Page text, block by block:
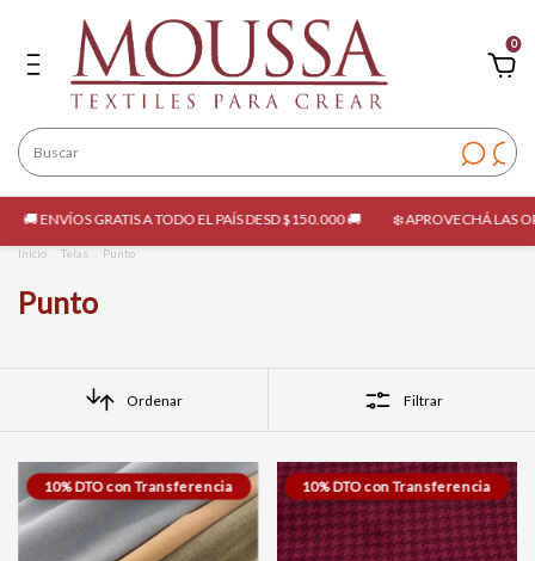
0
A TODO EL PAÍS DESD $150.000 🚚 ❄️ APROVECHÁ LAS OPORTUNIDADES
Inicio Telas Punto
Punto
Ordenar Filtrar